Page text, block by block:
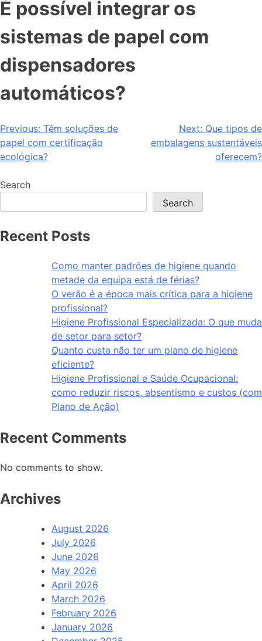
É possível integrar os
sistemas de papel com
dispensadores
automáticos?
Previous: Têm soluções de
papel com certificação
ecológica?
Next: Que tipos de
embalagens sustentáveis
oferecem?
Search
Search
Recent Posts
Como manter padrões de higiene quando
metade da equipa está de férias?
O verão é a época mais crítica para a higiene
profissional?
Higiene Profissional Especializada: O que muda
de setor para setor?
Quanto custa não ter um plano de higiene
eficiente?
Higiene Profissional e Saúde Ocupacional:
como reduzir riscos, absentismo e custos (com
Plano de Ação)
Recent Comments
No comments to show.
Archives
August 2026
July 2026
June 2026
May 2026
April 2026
March 2026
February 2026
January 2026